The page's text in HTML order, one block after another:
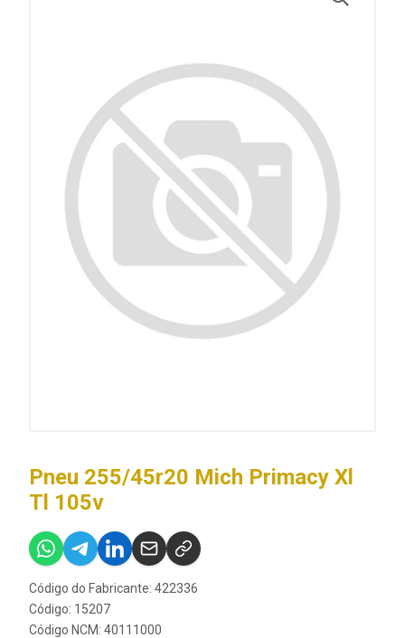
Pneu 255/45r20 Mich Primacy Xl
Tl 105v
Código do Fabricante: 422336
Código: 15207
Código NCM: 40111000